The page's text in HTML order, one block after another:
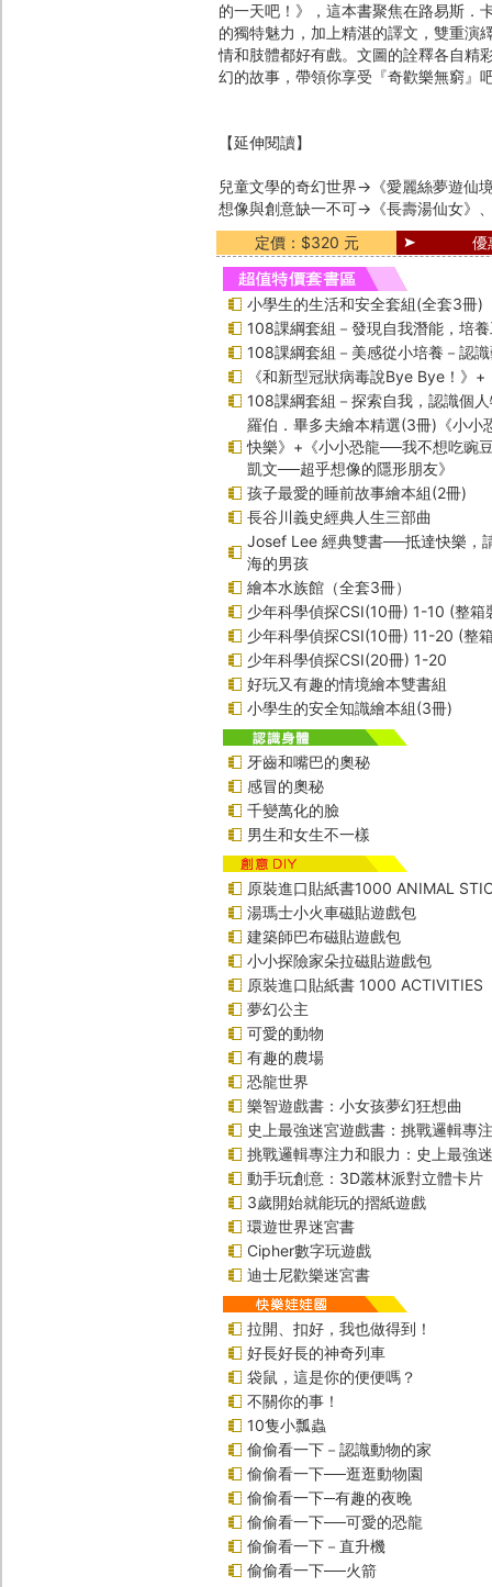
的一天吧！》，這本書聚焦在路易斯．
的獨特魅力，加上精湛的譯文，雙重演
情和肢體都好有戲。文圖的詮釋各自精
幻的故事，帶領你享受『奇歡樂無窮』
【延伸閱讀】
兒童文學的奇幻世界→《愛麗絲夢遊仙
想像與創意缺一不可→《長壽湯仙女》
定價：$320 元
優
小學生的生活和安全套組(全套3冊)
108課綱套組－發現自我潛能，培
108課綱套組－美感從小培養－認
《和新型冠狀病毒說Bye Bye！》
108課綱套組－探索自我，認識個
羅伯．畢多夫繪本精選(3冊)《小小
快樂》+《小小恐龍──我不想吃豌
凱文──超乎想像的隱形朋友》
孩子最愛的睡前故事繪本組(2冊)
長谷川義史經典人生三部曲
Josef Lee 經典雙書──抵達快樂，
海的男孩
繪本水族館（全套3冊）
少年科學偵探CSI(10冊) 1-10 (整箱
少年科學偵探CSI(10冊) 11-20 (整
少年科學偵探CSI(20冊) 1-20
好玩又有趣的情境繪本雙書組
小學生的安全知識繪本組(3冊)
牙齒和嘴巴的奧秘
感冒的奧秘
千變萬化的臉
男生和女生不一樣
原裝進口貼紙書1000 ANIMAL
湯瑪士小火車磁貼遊戲包
建築師巴布磁貼遊戲包
小小探險家朵拉磁貼遊戲包
原裝進口貼紙書 1000 ACTIVITIES
夢幻公主
可愛的動物
有趣的農場
恐龍世界
樂智遊戲書：小女孩夢幻狂想曲
史上最強迷宮遊戲書：挑戰邏輯專
挑戰邏輯專注力和眼力：史上最強
動手玩創意：3D叢林派對立體卡片
3歲開始就能玩的摺紙遊戲
環遊世界迷宮書
Cipher數字玩遊戲
迪士尼歡樂迷宮書
拉開、扣好，我也做得到！
好長好長的神奇列車
袋鼠，這是你的便便嗎？
不關你的事！
10隻小瓢蟲
偷偷看一下－認識動物的家
偷偷看一下──逛逛動物園
偷偷看一下─有趣的夜晚
偷偷看一下──可愛的恐龍
偷偷看一下－直升機
偷偷看一下──火箭